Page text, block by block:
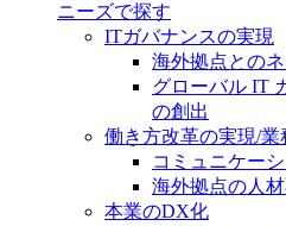
ニーズで探す
ITガバナンスの実現
海外拠点との
グローバル IT
の創出
働き方改革の実現/業
コミュニケー
海外拠点の人
本業のDX化